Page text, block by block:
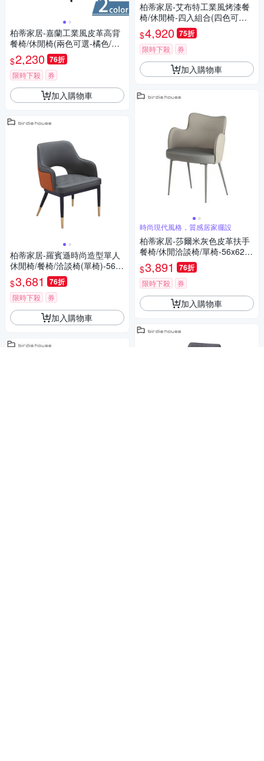
柏蒂家居-嘉蘭工業風皮革高背
餐椅/休閒椅(兩色可選-橘色/灰
色)-48x53x91cm
$2,230 76折
限時下殺 券
加入購物車
柏蒂家居-羅賓遜時尚造型單人
休閒椅/餐椅/洽談椅(單椅)-56x5
2x86cm
$3,681 76折
限時下殺 券
加入購物車
柏蒂家居-艾布特工業風烤漆餐
椅/休閒椅-四入組合(四色可選)-
36x37x85cm
$4,920 75折
限時下殺 券
加入購物車
時尚現代風格，質感居家擺設
柏蒂家居-莎爾米灰色皮革扶手
餐椅/休閒洽談椅/單椅-56x62x8
2cm
$3,891 76折
限時下殺 券
加入購物車